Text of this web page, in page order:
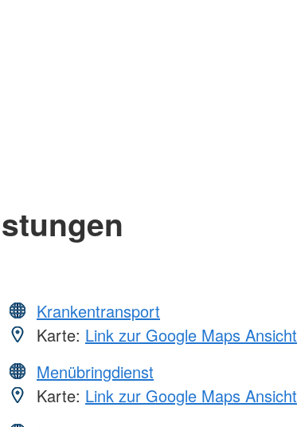
Krankentransport
Karte: Link zur Google Maps Ansicht
Menübringdienst
Karte: Link zur Google Maps Ansicht